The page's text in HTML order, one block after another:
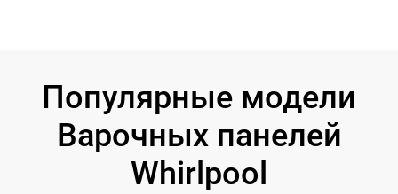
Популярные модели
Варочных панелей
Whirlpool